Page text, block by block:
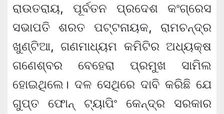
ରାଉତରାୟ, ପୂର୍ବତନ ପ୍ରଦେଶ କଂଗ୍ରେସ
ସଭାପତି ଶରତ ପଟ୍ଟନାୟକ, ରାମଚନ୍ଦ୍ର
ଖୁଣ୍ଟିଆ, ଗଣମାଧ୍ୟମ କମିଟିର ଅଧ୍ୟକ୍ଷ
ଗଣେଶ୍ବର ବେହେରା ପ୍ରମୁଖ ସାମିଲ
ହୋଇଥିଲେ। ଦଳ ସେଥିରେ ଦାବି କରିଛି ଯେ
ଗୁପ୍ତ ଫୋନ୍ ଟ୍ୟାପିଂ କେନ୍ଦ୍ର ସରକାର